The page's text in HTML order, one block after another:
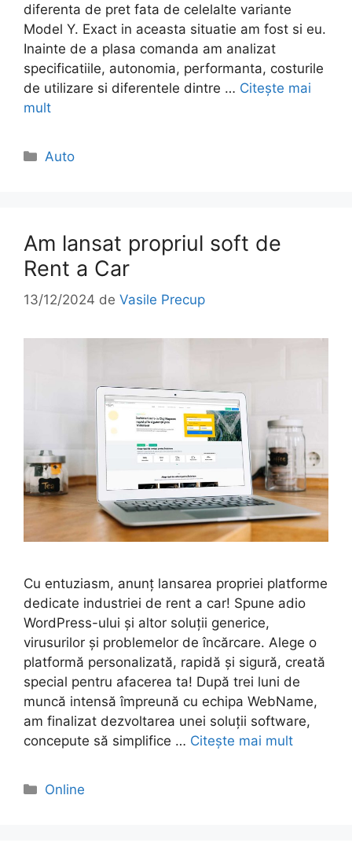
diferenta de pret fata de celelalte variante
Model Y. Exact in aceasta situatie am fost si eu.
Inainte de a plasa comanda am analizat
specificatiile, autonomia, performanta, costurile
de utilizare si diferentele dintre … Citește mai
mult
Categorii
Auto
Am lansat propriul soft de
Rent a Car
13/12/2024 de Vasile Precup
Cu entuziasm, anunț lansarea propriei platforme
dedicate industriei de rent a car! Spune adio
WordPress-ului și altor soluții generice,
virusurilor și problemelor de încărcare. Alege o
platformă personalizată, rapidă și sigură, creată
special pentru afacerea ta! După trei luni de
muncă intensă împreună cu echipa WebName,
am finalizat dezvoltarea unei soluții software,
concepute să simplifice … Citește mai mult
Categorii
Online